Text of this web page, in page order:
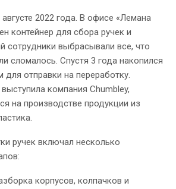
2022 года. В офисе «Лемана
контейнер для сбора ручек и
сотрудники выбрасывали все, что
сломалось. Спустя 3 года накопился
отправки на переработку.
компания Chumbley,
на производстве продукции из
ручек включал несколько
корпусов, колпачков и